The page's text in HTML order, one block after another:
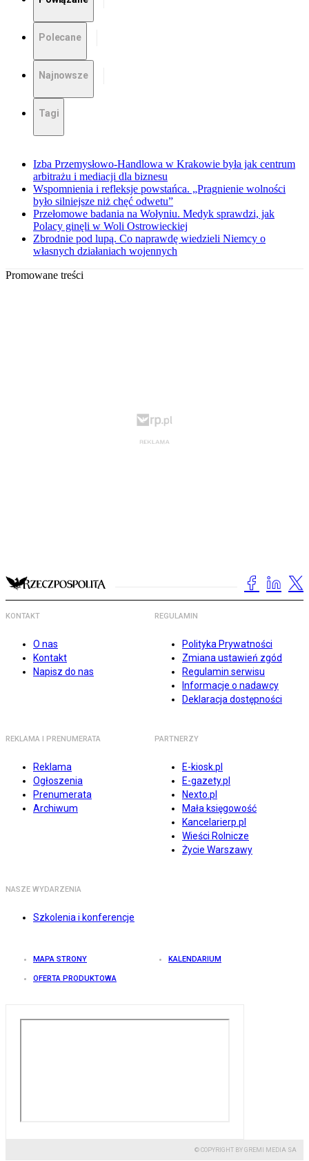
Polecane
Najnowsze
Tagi
Izba Przemysłowo-Handlowa w Krakowie była jak centrum
arbitrażu i mediacji dla biznesu
Wspomnienia i refleksje powstańca. „Pragnienie wolności
było silniejsze niż chęć odwetu”
Przełomowe badania na Wołyniu. Medyk sprawdzi, jak
Polacy ginęli w Woli Ostrowieckiej
Zbrodnie pod lupą. Co naprawdę wiedzieli Niemcy o
własnych działaniach wojennych
Promowane treści
KONTAKT
O nas
Kontakt
Napisz do nas
REGULAMIN
Polityka Prywatności
Zmiana ustawień zgód
Regulamin serwisu
Informacje o nadawcy
Deklaracja dostępności
REKLAMA I PRENUMERATA
Reklama
Ogłoszenia
Prenumerata
Archiwum
PARTNERZY
E-kiosk.pl
E-gazety.pl
Nexto.pl
Mała księgowość
Kancelarierp.pl
Wieści Rolnicze
Życie Warszawy
NASZE WYDARZENIA
Szkolenia i konferencje
MAPA STRONY KALENDARIUM
OFERTA PRODUKTOWA
© COPYRIGHT BY GREMI MEDIA SA